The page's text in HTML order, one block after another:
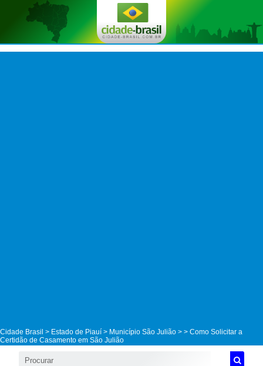
Cidade Brasil > Estado de Piauí > Município São Julião > > Como Solicitar a
Certidão de Casamento em São Julião